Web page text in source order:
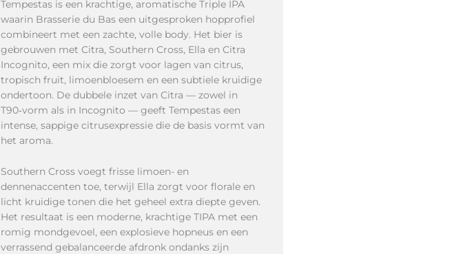
Tempestas is een krachtige, aromatische Triple IPA
waarin Brasserie du Bas een uitgesproken hopprofiel
combineert met een zachte, volle body. Het bier is
gebrouwen met Citra, Southern Cross, Ella en Citra
Incognito, een mix die zorgt voor lagen van citrus,
tropisch fruit, limoenbloesem en een subtiele kruidige
ondertoon. De dubbele inzet van Citra — zowel in
T90‑vorm als in Incognito — geeft Tempestas een
intense, sappige citrusexpressie die de basis vormt van
het aroma.
Southern Cross voegt frisse limoen- en
dennenaccenten toe, terwijl Ella zorgt voor florale en
licht kruidige tonen die het geheel extra diepte geven.
Het resultaat is een moderne, krachtige TIPA met een
romig mondgevoel, een explosieve hopneus en een
verrassend gebalanceerde afdronk ondanks zijn